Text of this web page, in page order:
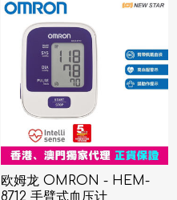
欧姆龙 OMRON - HEM-
8712 手臂式血压计